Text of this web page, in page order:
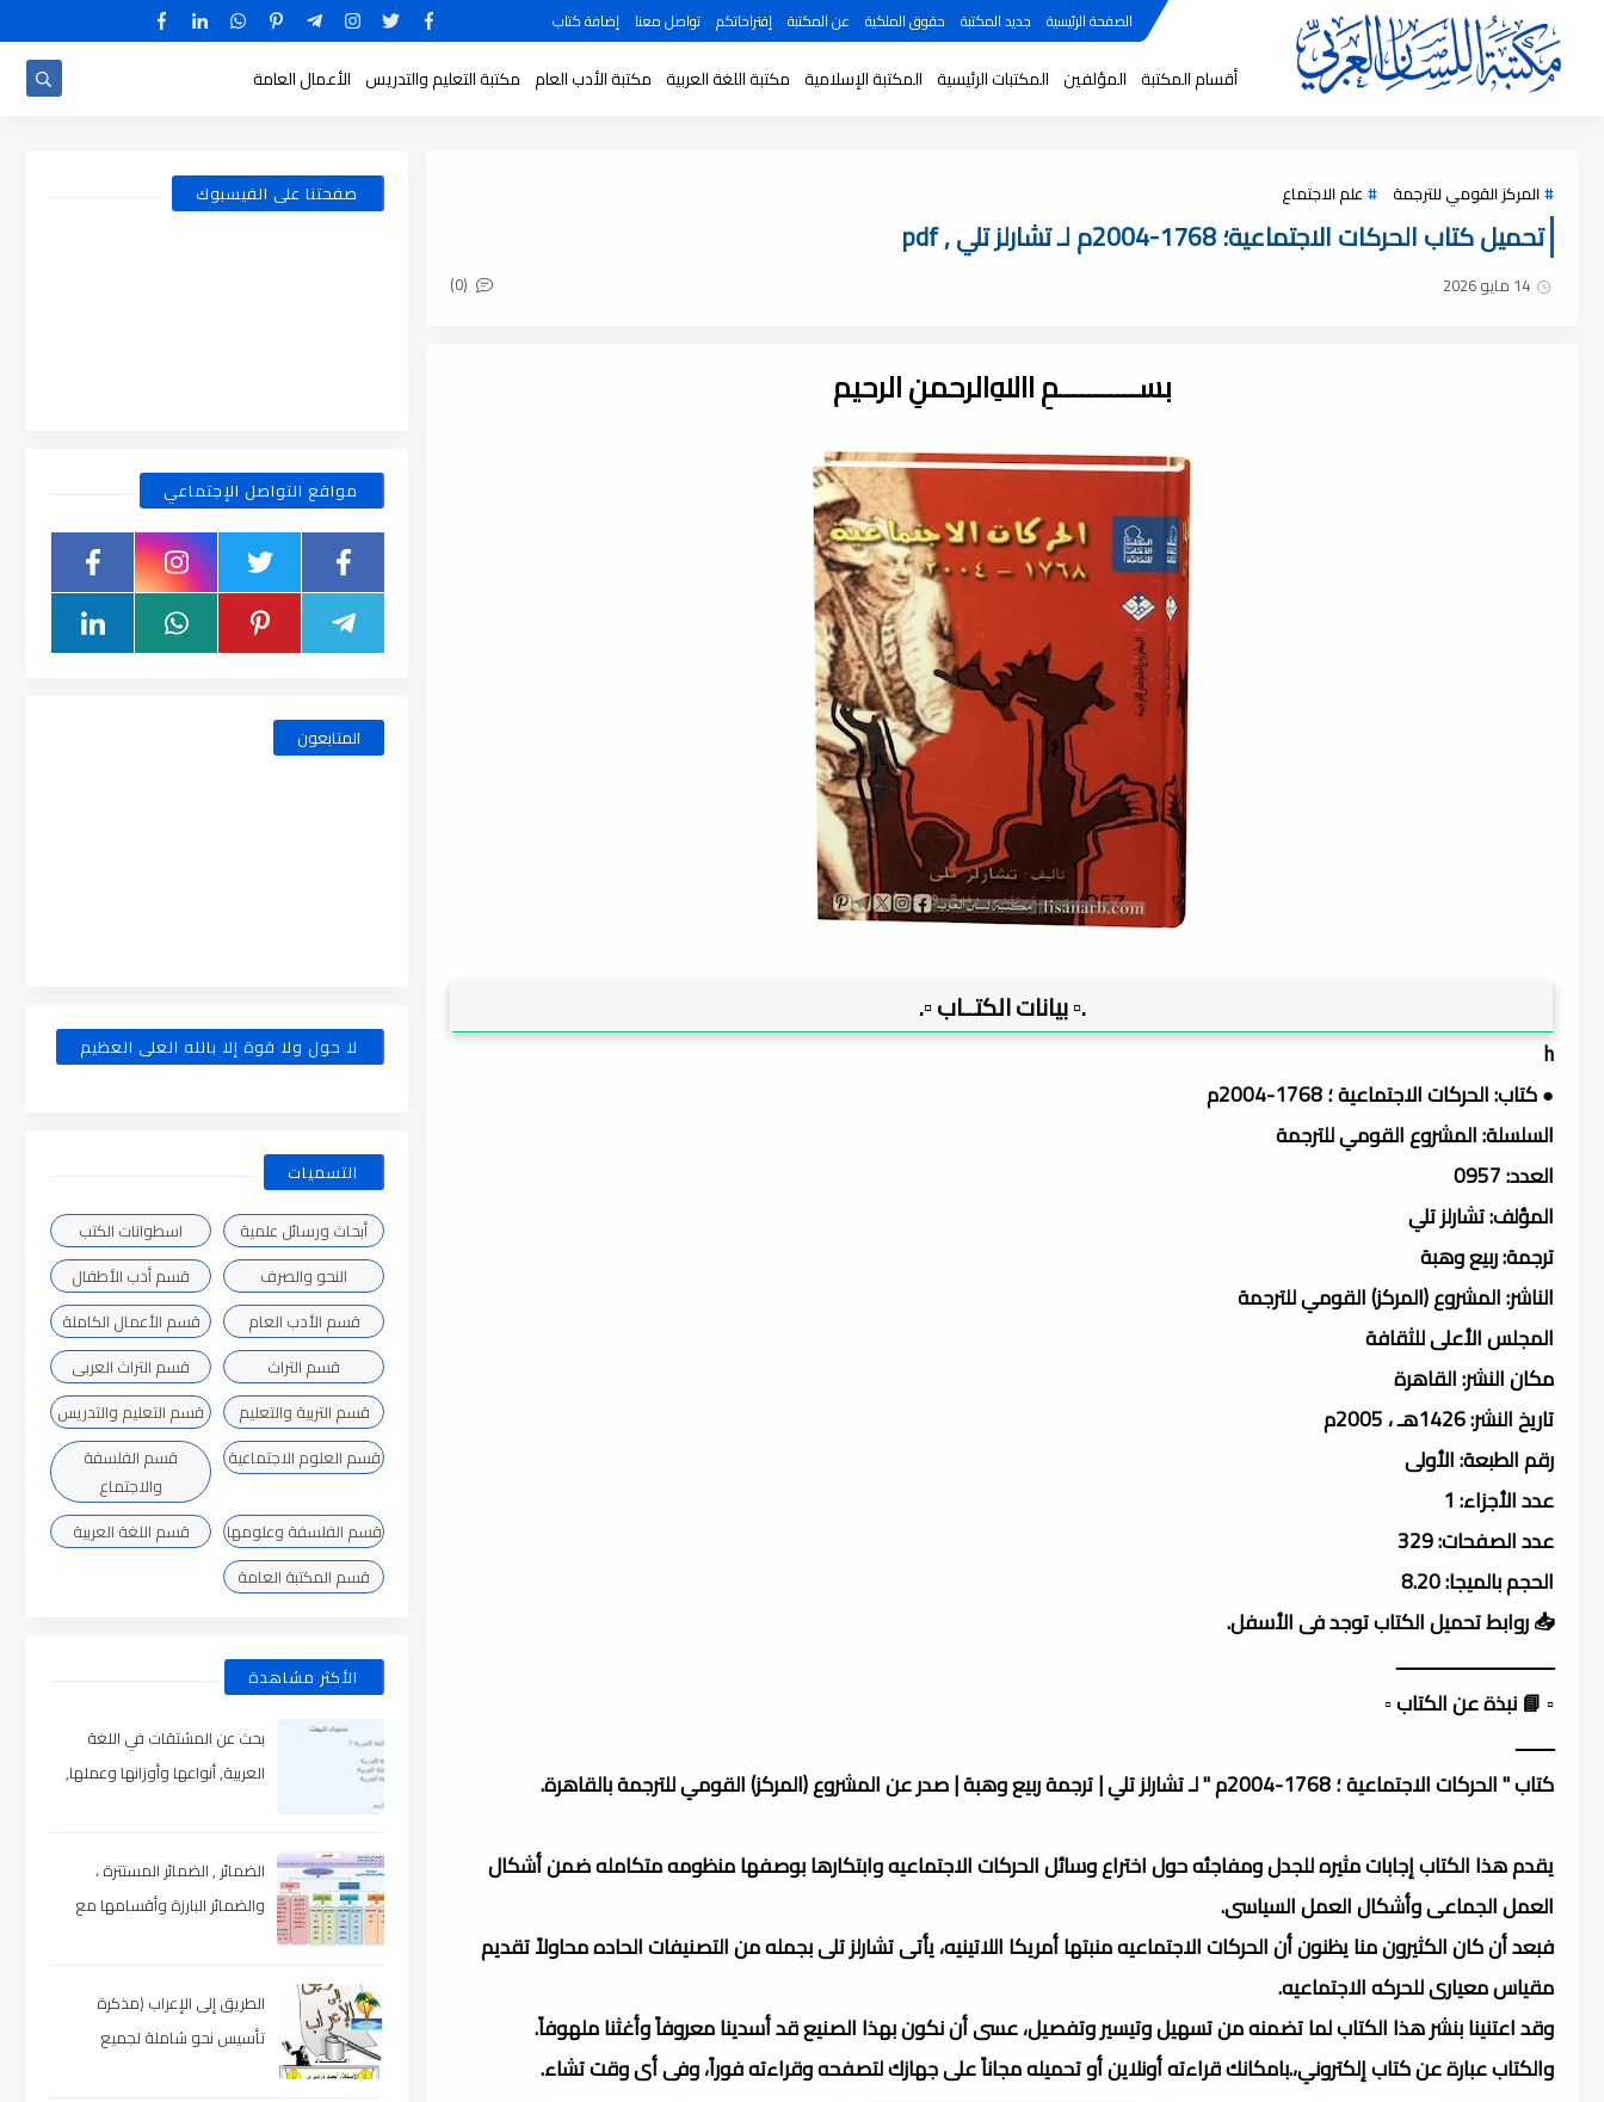
الصفحة الرئيسية جديد المكتبة حقوق الملكية عن المكتبة إقتراحاتكم تواصل معنا إضافة كتاب
أقسام المكتبة المؤلفين المكتبات الرئيسية المكتبة الإسلامية مكتبة اللغة العربية مكتبة الأدب العام مكتبة التعليم والتدريس الأعمال العامة
المركز القومي للترجمة علم الاجتماع
تحميل كتاب الحركات الاجتماعية؛ 1768-2004م لـ تشارلز تلي , pdf
14 مايو 2026 (0)
بســـــــــــمِ اﷲِالرحمنِ الرحيم
.▫️ بيانات الكتــاب ▫️.
h
● كتاب: الحركات الاجتماعية ؛ 1768-2004م
السلسلة: المشروع القومي للترجمة
العدد: 0957
المؤلف: تشارلز تلي
ترجمة: ربيع وهبة
الناشر: المشروع (المركز) القومي للترجمة
المجلس الأعلى للثقافة
مكان النشر: القاهرة
تاريخ النشر: 1426هـ ، 2005م
رقم الطبعة: الأولى
عدد الأجزاء: 1
عدد الصفحات: 329
الحجم بالميجا: 8.20
📥 روابط تحميل الكتاب توجد فى الأسفل.
ـــــــــــــــــــــــــــــــــ
▫️ 📘 نبذة عن الكتاب ▫️
ــــــــ
كتاب " الحركات الاجتماعية ؛ 1768-2004م " لـ تشارلز تلي | ترجمة ربيع وهبة | صدر عن المشروع (المركز) القومي للترجمة بالقاهرة.
يقدم هذا الكتاب إجابات مثيره للجدل ومفاجئه حول اختراع وسائل الحركات الاجتماعيه وابتكارها بوصفها منظومه متكامله ضمن أشكال
العمل الجماعى وأشكال العمل السياسى.
فبعد أن كان الكثيرون منا يظنون أن الحركات الاجتماعيه منبتها أمريكا اللاتينيه، يأتى تشارلز تلى بجمله من التصنيفات الحاده محاولاً تقديم
مقياس معيارى للحركه الاجتماعيه.
وقد اعتنينا بنشر هذا الكتاب لما تضمنه من تسهيل وتيسير وتفصيل، عسى أن نكون بهذا الصنيع قد أسدينا معروفاً وأغثنا ملهوفاً.
والكتاب عبارة عن كتاب إلكتروني،.بامكانك قراءته أونلاين أو تحميله مجاناً على جهازك لتصفحه وقراءته فوراً، وفى أى وقت تشاء.
صفحتنا على الفيسبوك
مواقع التواصل الإجتماعي
المتابعون
لا حول ولا قوة إلا بالله العلى العظيم
التسميات
أبحاث ورسائل علمية
اسطوانات الكتب
النحو والصرف
قسم أدب الأطفال
قسم الأدب العام
قسم الأعمال الكاملة
قسم التراث
قسم التراث العربى
قسم التربية والتعليم
قسم التعليم والتدريس
قسم العلوم الاجتماعية
قسم الفلسفة
والاجتماع
قسم الفلسفة وعلومها
قسم اللغة العربية
قسم المكتبة العامة
الأكثر مشاهدة
بحث عن المشتقات في اللغة
العربية, أنواعها وأوزانها وعملها,
الضمائر , الضمائر المستترة ،
والضمائر البارزة وأقسامها مع
الطريق إلى الإعراب (مذكرة
تأسيس نحو شاملة لجميع